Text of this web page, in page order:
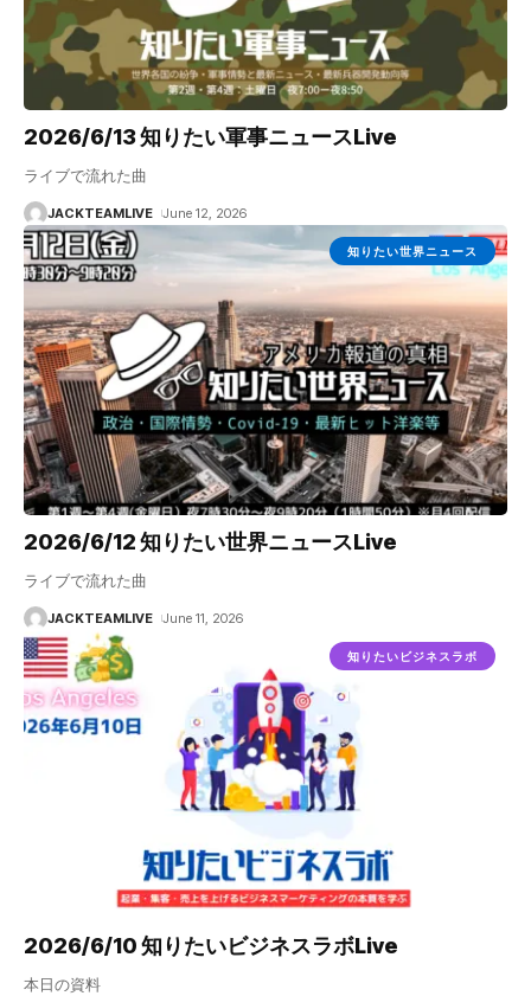
2026/6/13 知りたい軍事ニュースLive
ライブで流れた曲
JACKTEAMLIVE June 12, 2026
知りたい世界ニュース
2026/6/12 知りたい世界ニュースLive
ライブで流れた曲
JACKTEAMLIVE June 11, 2026
知りたいビジネスラボ
2026/6/10 知りたいビジネスラボLive
本日の資料